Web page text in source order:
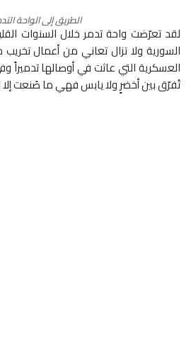
الطريق إلى الواحة
لقد تعرّضت واحة تدمر خلال السنوات
السورية ولا تزال تعاني من أعمال
العسكرية التي عاثت في أوصالها تدميراً
تُفرّق بين أخضرٍ ولا يابس فهي ما صُنعت